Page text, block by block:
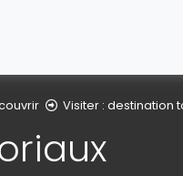
Visiter : destination